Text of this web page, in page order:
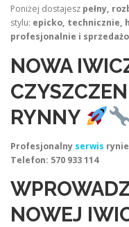
Poniżej dostajesz pełny,
stylu: epicko, technicznie,
profesjonalnie i
NOWA
RYNNY
Profesjonalny serwis
Telefon: 570 933 114
NOWEJ